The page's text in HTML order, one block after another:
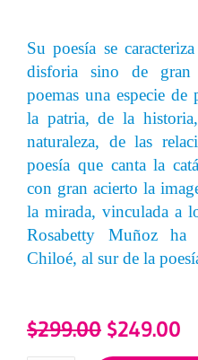
Su poesía se
disforia sino de gran
poemas una especie de
la patria, de la
naturaleza, de las
poesía que canta la
con gran acierto la
la mirada, vinculada a
Rosabetty Muñoz
Chiloé, al sur de la
$299.00 $249.00